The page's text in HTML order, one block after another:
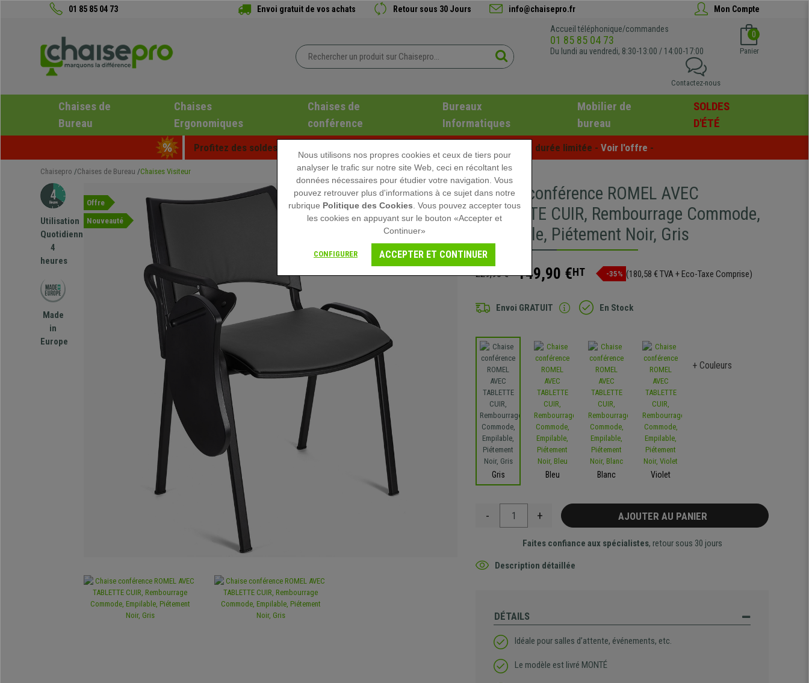
01 85 85 04 73 Envoi gratuit de vos achats Retour sous 30 Jours info@chaisepro.fr Mon Compte
Accueil téléphonique/commandes
01 85 85 04 73
Du lundi au vendredi, 8:30-13:00 / 14:00-17:00
0
Panier
Contactez-nous
Chaises de
Bureau
Chaises
Ergonomiques
Chaises de
conférence
Bureaux
Informatiques
Mobilier de
bureau
SOLDES
D'ÉTÉ
Profitez des soldes d'été chez Chaisepro ! Des réductions exclusives pour une durée limitée - Voir l'offre -
Chaisepro Chaises de Bureau Chaises Visiteur
Utilisation
Quotidienne
4
heures
Made
in
Europe
Offre
Nouveauté
Chaise conférence ROMEL AVEC
TABLETTE CUIR, Rembourrage Commode,
Empilable, Piétement Noir, Gris
229,90 € 149,90 €HT -35% (180,58 € TVA + Eco-Taxe Comprise)
Envoi GRATUIT En Stock
Gris Bleu Blanc Violet
+ Couleurs
- + AJOUTER AU PANIER
Faites confiance aux spécialistes, retour sous 30 jours
Description détaillée
DÉTAILS
Idéale pour salles d’attente, événements, etc.
Le modèle est livré MONTÉ
Nous utilisons nos propres cookies et ceux de tiers pour
analyser le trafic sur notre site Web, ceci en récoltant les
données nécessaires pour étudier votre navigation. Vous
pouvez retrouver plus d'informations à ce sujet dans notre
rubrique Politique des Cookies . Vous pouvez accepter tous
les cookies en appuyant sur le bouton «Accepter et
Continuer»
CONFIGURER ACCEPTER ET CONTINUER